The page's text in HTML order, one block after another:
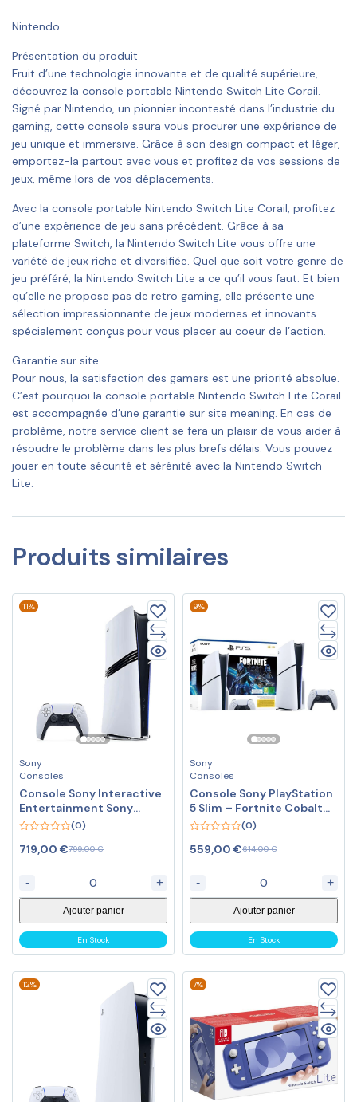
Nintendo
Présentation du produit
Fruit d’une technologie innovante et de qualité supérieure,
découvrez la console portable Nintendo Switch Lite Corail.
Signé par Nintendo, un pionnier incontesté dans l’industrie du
gaming, cette console saura vous procurer une expérience de
jeu unique et immersive. Grâce à son design compact et léger,
emportez-la partout avec vous et profitez de vos sessions de
jeux, même lors de vos déplacements.
Avec la console portable Nintendo Switch Lite Corail, profitez
d’une expérience de jeu sans précédent. Grâce à sa
plateforme Switch, la Nintendo Switch Lite vous offre une
variété de jeux riche et diversifiée. Quel que soit votre genre de
jeu préféré, la Nintendo Switch Lite a ce qu’il vous faut. Et bien
qu’elle ne propose pas de retro gaming, elle présente une
sélection impressionnante de jeux modernes et innovants
spécialement conçus pour vous placer au coeur de l’action.
Garantie sur site
Pour nous, la satisfaction des gamers est une priorité absolue.
C’est pourquoi la console portable Nintendo Switch Lite Corail
est accompagnée d’une garantie sur site meaning. En cas de
problème, notre service client se fera un plaisir de vous aider à
résoudre le problème dans les plus brefs délais. Vous pouvez
jouer en toute sécurité et sérénité avec la Nintendo Switch
Lite.
Produits similaires
11%
Sony
Consoles
Console Sony Interactive
Entertainment Sony
PlayStation 5 Pro
out
(0)
799,00€
719,00 €
- +
Ajouter panier
En Stock
9%
Sony
Consoles
Console Sony PlayStation
5 Slim – Fortnite Cobalt
Star
out
(0)
614,00€
559,00 €
- +
Ajouter panier
En Stock
12% 7%